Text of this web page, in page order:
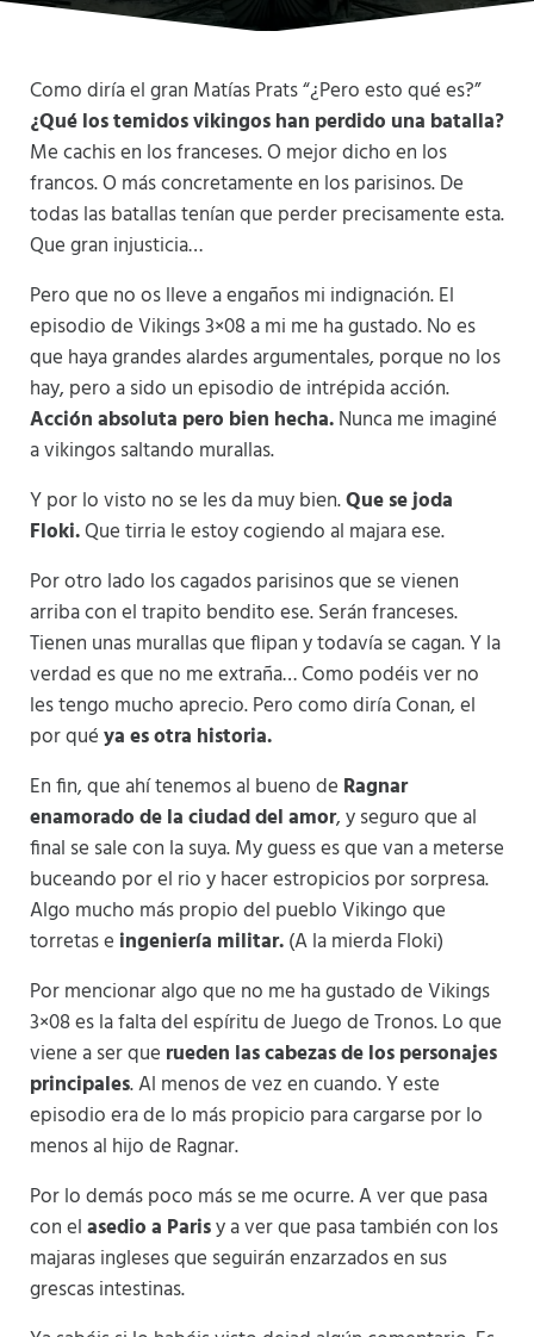
Como diría el gran Matías Prats “¿Pero esto qué es?”
¿Qué los temidos vikingos han perdido una batalla?
Me cachis en los franceses. O mejor dicho en los
francos. O más concretamente en los parisinos. De
todas las batallas tenían que perder precisamente esta.
Que gran injusticia…
Pero que no os lleve a engaños mi indignación. El
episodio de Vikings 3×08 a mi me ha gustado. No es
que haya grandes alardes argumentales, porque no los
hay, pero a sido un episodio de intrépida acción.
Acción absoluta pero bien hecha.Nunca me imaginé
a vikingos saltando murallas.
Y por lo visto no se les da muy bien.Que se joda
Floki.Que tirria le estoy cogiendo al majara ese.
Por otro lado los cagados parisinos que se vienen
arriba con el trapito bendito ese. Serán franceses.
Tienen unas murallas que flipan y todavía se cagan. Y la
verdad es que no me extraña… Como podéis ver no
les tengo mucho aprecio. Pero como diría Conan, el
por quéya es otra historia.
En fin, que ahí tenemos al bueno de Ragnar
enamorado de la ciudad del amor, y seguro que al
final se sale con la suya. My guess es que van a meterse
buceando por el rio y hacer estropicios por sorpresa.
Algo mucho más propio del pueblo Vikingo que
torretas e ingeniería militar.(A la mierda Floki)
Por mencionar algo que no me ha gustado de Vikings
3×08 es la falta del espíritu de Juego de Tronos. Lo que
viene a ser que rueden las cabezas de los personajes
principales. Al menos de vez en cuando. Y este
episodio era de lo más propicio para cargarse por lo
menos al hijo de Ragnar.
Por lo demás poco más se me ocurre. A ver que pasa
con elasedio a Parisy a ver que pasa también con los
majaras ingleses que seguirán enzarzados en sus
grescas intestinas.